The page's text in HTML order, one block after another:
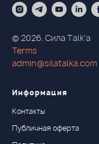
© 2026. Сила Talk'a
Terms
admin@silatalka.com
Информация
Контакты
Публичная оферта